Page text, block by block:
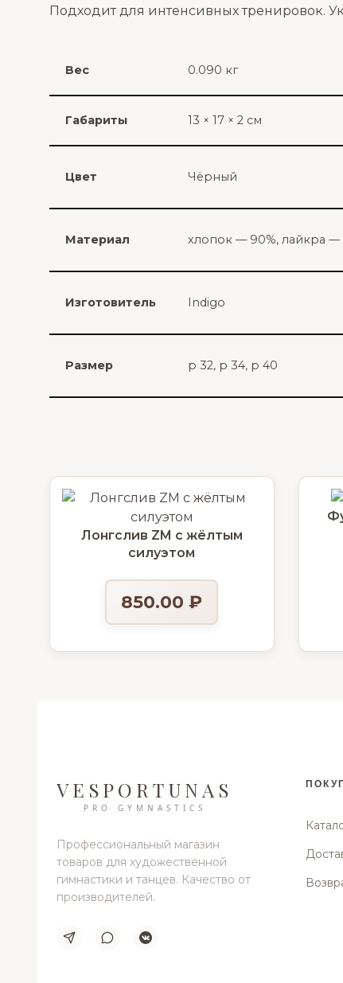
Подходит для интенсивных тренировок.
Вес 0.090 кг
Габариты 13 × 17 × 2 см
Цвет Чёрный
Материал хлопок — 90%, лайкра —
Изготовитель Indigo
Размер р 32, р 34, р 40
Лонгслив ZM с жёлтым
силуэтом
850.00₽
VESPORTUNAS
PRO GYMNASTICS
Профессиональный магазин
товаров для художественной
гимнастики и танцев. Качество от
производителей.